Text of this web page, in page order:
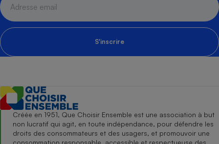
S'inscrire
Créée en 1951, Que Choisir Ensemble est une association à but
non lucratif qui agit, en toute indépendance, pour défendre les
droits des consommateurs et des usagers, et promouvoir une
consommation responsable, accessible et respectueuse des